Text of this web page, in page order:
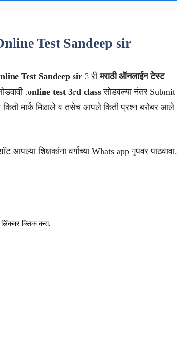
Test Sandeep sir
Test Sandeep sir 3 रीमराठी ऑनलाईन टेस्ट
.online test 3rd class सोडवल्या नंतर Submit
मार्क मिळाले व तसेच आपले किती प्रश्न बरोबर आले
आपल्या शिक्षकांना वर्गाच्या Whats app गृपवर पाठवावा.